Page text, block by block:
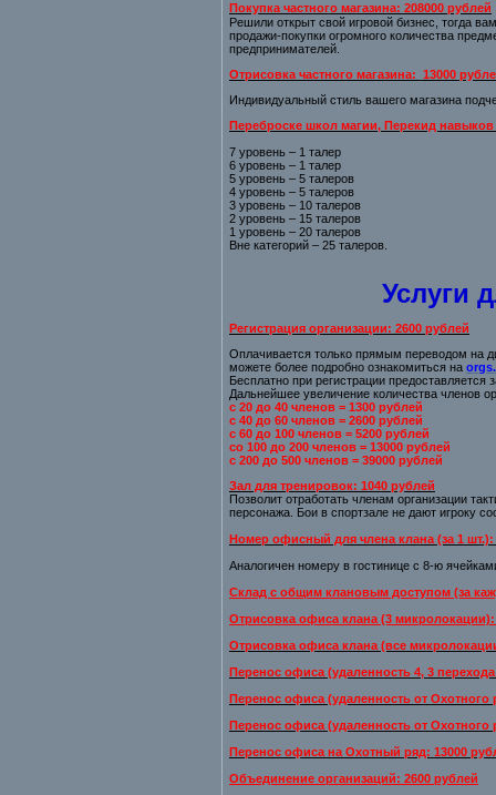
Покупка частного магазина: 208000 рублей
Решили открыт свой игровой бизнес, тогда
продажи-покупки огромного количества
предпринимателей.
Отрисовка частного магазина: 13000
Индивидуальный стиль вашего магазина
Переброске школ магии, Перекид навыков
7 уровень – 1 талер
6 уровень – 1 талер
5 уровень – 5 талеров
4 уровень – 5 талеров
3 уровень – 10 талеров
2 уровень – 15 талеров
1 уровень – 20 талеров
Вне категорий – 25 талеров.
Услуги
Регистрация организации: 2600 рублей
Оплачивается только прямым переводом на
можете более подробно ознакомиться на
Бесплатно при регистрации предоставляется
Дальнейшее увеличение количества членов
с 20 до 40 членов = 1300 рублей
с 40 до 60 членов = 2600 рублей
с 60 до 100 членов = 5200 рублей
со 100 до 200 членов = 13000 рублей
с 200 до 500 членов = 39000 рублей
Зал для тренировок: 1040 рублей
Позволит отработать членам организации
персонажа. Бои в спортзале не дают игроку
Номер офисный для члена клана (за 1 шт.):
Аналогичен номеру в гостинице с 8-ю
Склад с общим клановым доступом (за
Отрисовка офиса клана (3 микролокации):
Отрисовка офиса клана (все
Перенос офиса (удаленность 4, 3
Перенос офиса (удаленность от Охотного
Перенос офиса (удаленность от Охотного
Перенос офиса на Охотный ряд: 13000
Объединение организаций: 2600 рублей